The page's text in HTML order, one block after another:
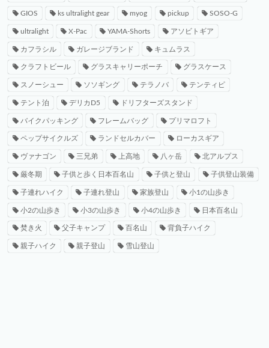
GIOS ks ultralight gear myog pickup SOSO-G
ultralight X-Pac YAMA-Shorts アソビトギア
カフラシル ガレージブランド キュムラス
クラフトビール グラスキャリーポーチ グラスケース
スノーシュー ソソギング テラノバ テンティピ
テント泊 デリカD5 ドリフターズスタンド
バイクパッキング フレームバッグ プリマロフト
ペップサイクルズ ランドセルカバー ローカスギア
ヴァナゴン 三兄弟 上高地 八ヶ岳 北アルプス
厳冬期 子供と歩く日本百名山 子供と登山 子供登山装備
子連れハイク 子連れ登山 家族登山 小1の山歩き
小2の山歩き 小3の山歩き 小4の山歩き 日本百名山
焚き火 父子キャンプ 百名山 背負子ハイク
親子ハイク 親子登山 雪山登山